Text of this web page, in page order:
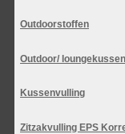
Outdoorstoffen
Outdoor/
Kussenvulling
Zitzakvulling EPS